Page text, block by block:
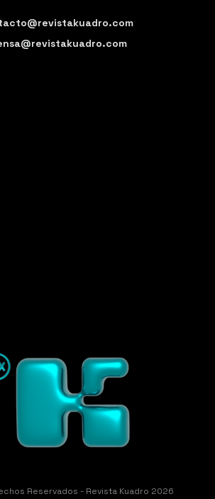
Reservados - Revista Kuadro 2026